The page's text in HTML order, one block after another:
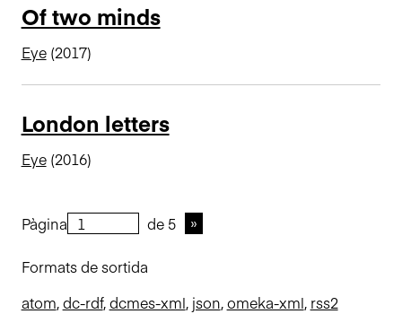
Of two minds
Eye(2017)
London letters
Eye(2016)
Pàgina de 5
Formats de sortida
atom,dc-rdf,dcmes-xml, json,omeka-xml, rss2